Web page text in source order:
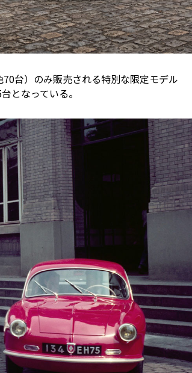
台）のみ販売される特別な限定モデル
となっている。